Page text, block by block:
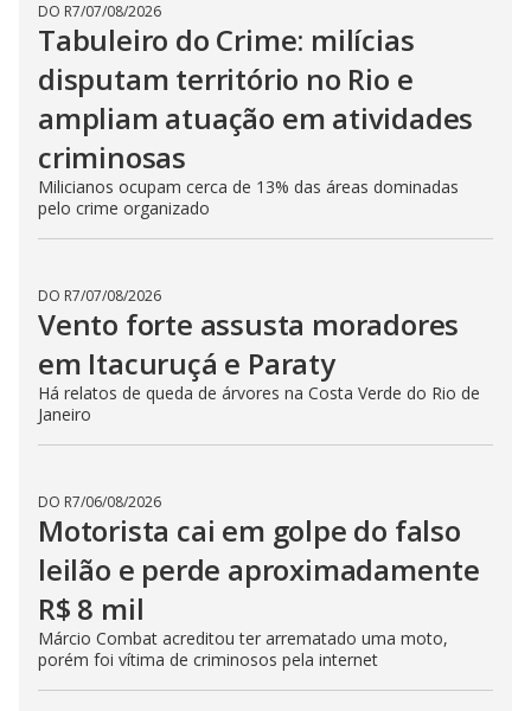
DO R7/07/08/2026
Tabuleiro do Crime: milícias
disputam território no Rio e
ampliam atuação em atividades
criminosas
Milicianos ocupam cerca de 13% das áreas dominadas
pelo crime organizado
DO R7/07/08/2026
Vento forte assusta moradores
em Itacuruçá e Paraty
Há relatos de queda de árvores na Costa Verde do Rio de
Janeiro
DO R7/06/08/2026
Motorista cai em golpe do falso
leilão e perde aproximadamente
R$ 8 mil
Márcio Combat acreditou ter arrematado uma moto,
porém foi vítima de criminosos pela internet